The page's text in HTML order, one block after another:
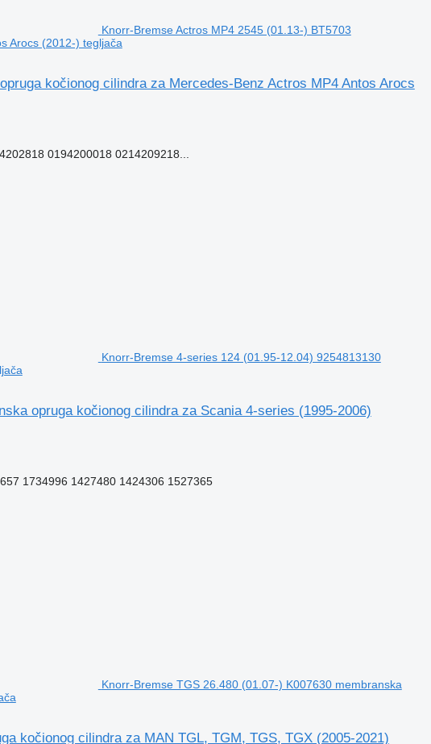
Knorr-Bremse Actros MP4 2545 (01.13-) BT5703
Arocs (2012-) tegljača
kočionog cilindra za Mercedes-Benz Actros MP4 Antos Arocs
0194200018 0214209218...
Knorr-Bremse 4-series 124 (01.95-12.04) 9254813130
opruga kočionog cilindra za Scania 4-series (1995-2006)
1734996 1427480 1424306 1527365
Knorr-Bremse TGS 26.480 (01.07-) K007630 membranska
kočionog cilindra za MAN TGL, TGM, TGS, TGX (2005-2021)